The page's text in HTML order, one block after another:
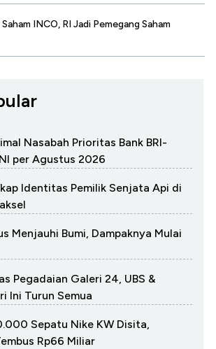
INCO, RI Jadi Pemegang Saham
Nasabah Prioritas Bank BRI-
per Agustus 2026
Identitas Pemilik Senjata Api di
Menjauhi Bumi, Dampaknya Mulai
Pegadaian Galeri 24, UBS &
Ini Turun Semua
Sepatu Nike KW Disita,
Rp66 Miliar